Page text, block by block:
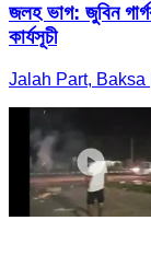
জলহ ভাগ: জুবিন
কার্যসূচী
Jalah Part, Baksa